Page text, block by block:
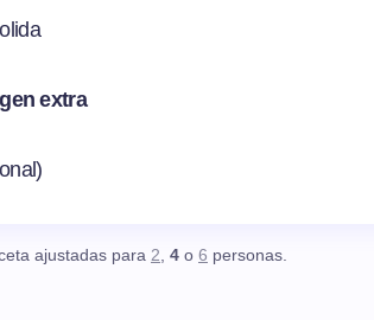
extra
ajustadas para 2, 4 o 6 personas.